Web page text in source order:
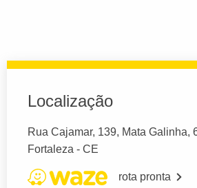
Localização
Rua Cajamar, 139, Mata Galinha,
Fortaleza - CE
rota pronta